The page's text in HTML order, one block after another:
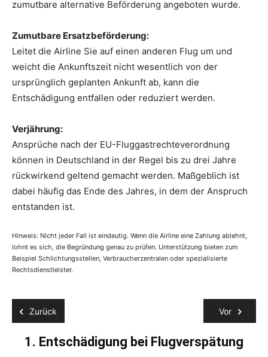
zumutbare alternative Beförderung angeboten wurde.
Zumutbare Ersatzbeförderung:
Leitet die Airline Sie auf einen anderen Flug um und
weicht die Ankunftszeit nicht wesentlich von der
ursprünglich geplanten Ankunft ab, kann die
Entschädigung entfallen oder reduziert werden.
Verjährung:
Ansprüche nach der EU-Fluggastrechteverordnung
können in Deutschland in der Regel bis zu drei Jahre
rückwirkend geltend gemacht werden. Maßgeblich ist
dabei häufig das Ende des Jahres, in dem der Anspruch
entstanden ist.
Hinweis: Nicht jeder Fall ist eindeutig. Wenn die Airline eine Zahlung ablehnt,
lohnt es sich, die Begründung genau zu prüfen. Unterstützung bieten zum
Beispiel Schlichtungsstellen, Verbraucherzentralen oder spezialisierte
Rechtsdienstleister.
Zurück Vor
1. Entschädigung bei Flugverspätung